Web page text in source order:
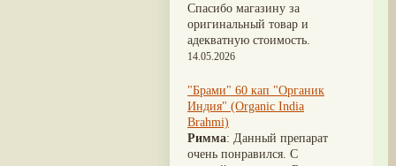
(3)
Аштаваргам
Брихатьяди(3)
Видарьяди(3)
Гуггул
Дханвантарам 101(3)
Дханвантарам тайлам(3)
Шиладжит
(19)
Кориандр
Зира(17)
Крапива индийская(17)
Патола
Холарена - Кутаджа(17)
Шионака(17)
Спасибо магазину за
оригинальный товар и
адекватную стоимость.
14.05.2026
"Брами" 60 кап "Органик
Индия" (Organic India
Brahmi)
Римма: Данный препарат
очень понравился. С